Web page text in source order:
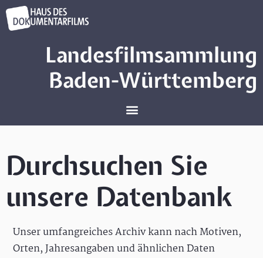
Landesfilmsammlung
Baden-Württemberg
Durchsuchen Sie
unsere Datenbank
Unser umfangreiches Archiv kann nach Motiven,
Orten, Jahresangaben und ähnlichen Daten